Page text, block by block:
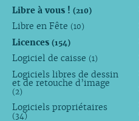
Libre à vous ! (210)
Libre en Fête (10)
Licences (154)
Logiciel de caisse (1)
Logiciels libres de dessin
et de retouche d’image
(2)
Logiciels propriétaires
(34)